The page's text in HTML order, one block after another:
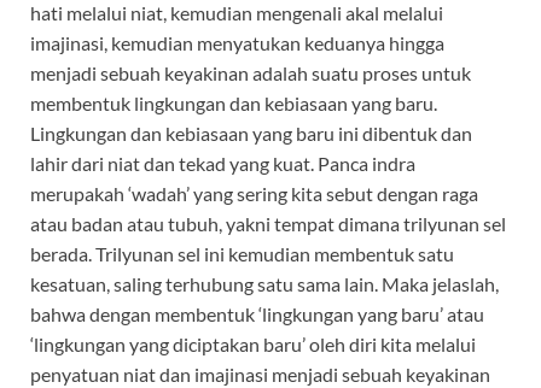
hati melalui niat, kemudian mengenali akal melalui
imajinasi, kemudian menyatukan keduanya hingga
menjadi sebuah keyakinan adalah suatu proses untuk
membentuk lingkungan dan kebiasaan yang baru.
Lingkungan dan kebiasaan yang baru ini dibentuk dan
lahir dari niat dan tekad yang kuat. Panca indra
merupakah ‘wadah’ yang sering kita sebut dengan raga
atau badan atau tubuh, yakni tempat dimana trilyunan sel
berada. Trilyunan sel ini kemudian membentuk satu
kesatuan, saling terhubung satu sama lain. Maka jelaslah,
bahwa dengan membentuk ‘lingkungan yang baru’ atau
‘lingkungan yang diciptakan baru’ oleh diri kita melalui
penyatuan niat dan imajinasi menjadi sebuah keyakinan